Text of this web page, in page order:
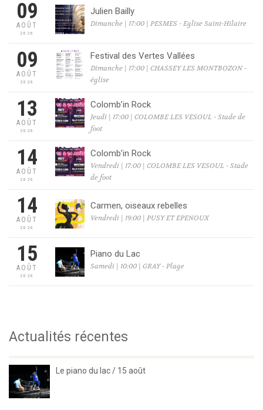
09
AOÛT
2026
Julien Bailly
Dimanche | 17:00 | PESMES - Eglise Saint-Hilaire
09
AOÛT
2026
Festival des Vertes Vallées
Dimanche | 17:00 | CHASSEY LES MONTBOZON -
église
13
AOÛT
2026
Colomb’in Rock
Jeudi | 17:00 | COLOMBE LES VESOUL - Stade de
foot
14
AOÛT
2026
Colomb’in Rock
Vendredi | 17:00 | COLOMBE LES VESOUL - Stade
de foot
14
AOÛT
2026
Carmen, oiseaux rebelles
Vendredi | 19:00 | PUSY ET EPENOUX
15
AOÛT
2026
Piano du Lac
Samedi | 10:00 | GRAY - Plage
Actualités récentes
Le piano du lac / 15 août